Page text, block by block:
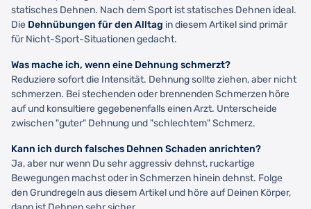
statisches Dehnen. Nach dem Sport ist statisches Dehnen ideal.
Die Dehnübungen für den Alltag in diesem Artikel sind primär
für Nicht-Sport-Situationen gedacht.
Was mache ich, wenn eine Dehnung schmerzt?
Reduziere sofort die Intensität. Dehnung sollte ziehen, aber nicht
schmerzen. Bei stechenden oder brennenden Schmerzen höre
auf und konsultiere gegebenenfalls einen Arzt. Unterscheide
zwischen "guter" Dehnung und "schlechtem" Schmerz.
Kann ich durch falsches Dehnen Schaden anrichten?
Ja, aber nur wenn Du sehr aggressiv dehnst, ruckartige
Bewegungen machst oder in Schmerzen hinein dehnst. Folge
den Grundregeln aus diesem Artikel und höre auf Deinen Körper,